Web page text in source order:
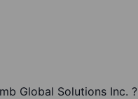
Global Solutions Inc. ?